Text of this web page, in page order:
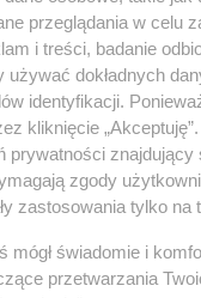
przeglądania w celu
i treści, badanie
dokładnych
identyfikacji.
kliknięcie
zgody
zastosowania tylko na
mógł świadomie i
przetwarzania